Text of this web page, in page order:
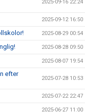
2025-09-16 22:24
2025-09-12 16:50
2025-08-29 00:54
2025-08-28 09:50
2025-08-07 19:54
efter
2025-07-28 10:53
2025-07-22 22:47
2025-06-27 11:00